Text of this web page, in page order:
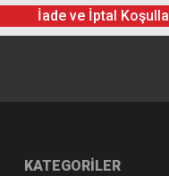
İade ve İptal
KATEGORİLER